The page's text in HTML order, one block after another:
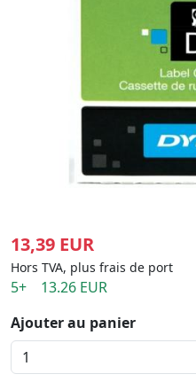
13,39 EUR
Hors TVA, plus frais de port
5+ 13.26 EUR
Ajouter au panier